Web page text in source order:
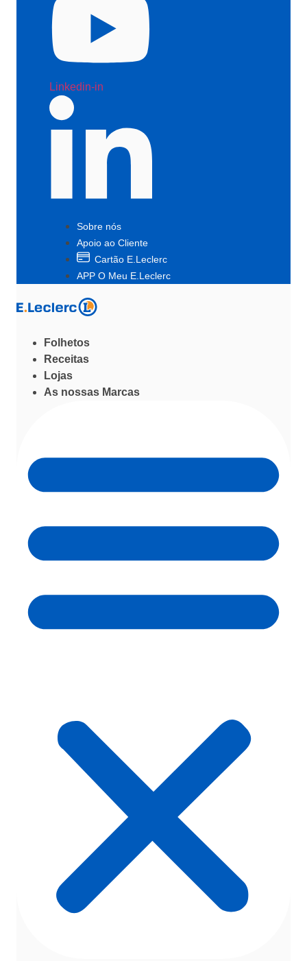
Linkedin-in
Sobre nós
Apoio ao Cliente
Cartão E.Leclerc
APP O Meu E.Leclerc
Folhetos
Receitas
Lojas
As nossas Marcas